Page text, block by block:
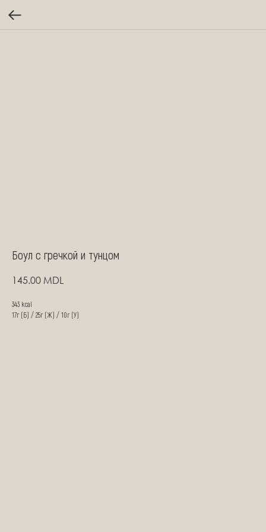
Боул с гречкой и тунцом
145.00 MDL
343 kcal
17г (Б) / 25г (Ж) / 10г (У)